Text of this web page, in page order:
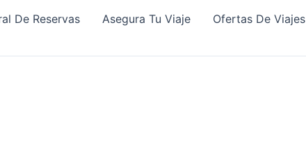
De Reservas Asegura Tu Viaje
Ofertas De Viajes